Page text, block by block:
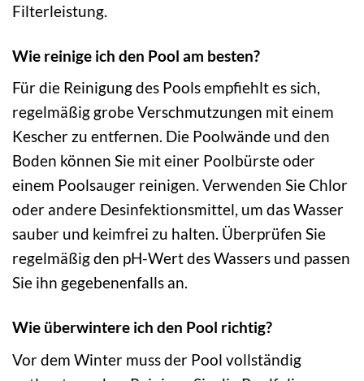
Filterleistung.
Wie reinige ich den Pool am besten?
Für die Reinigung des Pools empfiehlt es sich,
regelmäßig grobe Verschmutzungen mit einem
Kescher zu entfernen. Die Poolwände und den
Boden können Sie mit einer Poolbürste oder
einem Poolsauger reinigen. Verwenden Sie Chlor
oder andere Desinfektionsmittel, um das Wasser
sauber und keimfrei zu halten. Überprüfen Sie
regelmäßig den pH-Wert des Wassers und passen
Sie ihn gegebenenfalls an.
Wie überwintere ich den Pool richtig?
Vor dem Winter muss der Pool vollständig